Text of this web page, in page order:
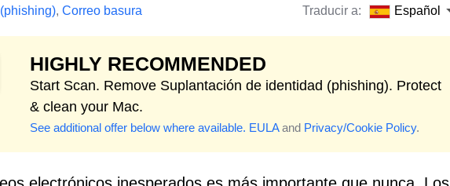
, Correo basura Traducir a: Español
HIGHLY RECOMMENDED
Start Scan. Remove Suplantación de identidad (phishing). Protect
& clean your Mac.
See additional offer below where available. EULAand Privacy/Cookie Policy.